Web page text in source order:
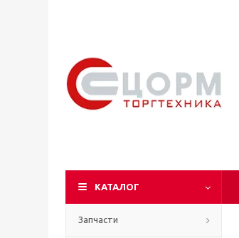
КАТАЛОГ
Запчасти